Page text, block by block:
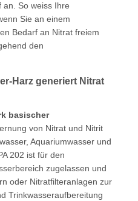
an. So weiss Ihre
Sie an einem
Bedarf an Nitrat freiem
den
Harz generiert Nitrat
basischer
von Nitrat und Nitrit
Aquariumwasser und
202 ist für den
zugelassen und
oder Nitratfilteranlagen zur
Trinkwasseraufbereitung